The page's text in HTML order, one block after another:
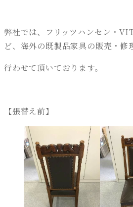
弊社では、フリッツハンセン・
ど、海外の既製品家具の販売・修
行わせて頂いております。
【張替え前】